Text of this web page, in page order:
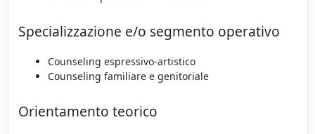
Specializzazione e/o segmento operativo
Counseling espressivo-artistico
Counseling familiare e genitoriale
Orientamento teorico